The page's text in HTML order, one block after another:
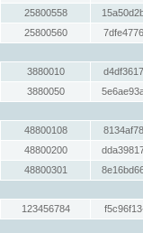
25800558
25800560
3880010
3880050
48800108
48800200
48800301
123456784